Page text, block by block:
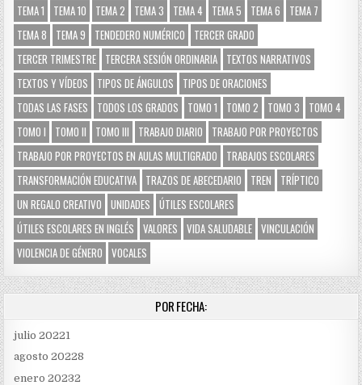
TEMA 1
TEMA 10 TEMA 2 TEMA 3 TEMA 4 TEMA 5 TEMA 6
TEMA 7
TEMA 8
TEMA 9 TENDEDERO NUMÉRICO
TERCER GRADO
TERCER TRIMESTRE TERCERA SESIÓN ORDINARIA TEXTOS NARRATIVOS
TEXTOS Y VÍDEOS
TIPOS DE ÁNGULOS
TIPOS DE ORACIONES
TODAS LAS FASES
TODOS LOS GRADOS TOMO 1 TOMO 2 TOMO 3
TOMO 4
TOMO I
TOMO II TOMO III TRABAJO DIARIO
TRABAJO POR PROYECTOS
TRABAJO POR PROYECTOS EN AULAS MULTIGRADO
TRABAJOS ESCOLARES
TRANSFORMACIÓN EDUCATIVA TRAZOS DE ABECEDARIO TREN
TRÍPTICO
UN REGALO CREATIVO
UNIDADES
ÚTILES ESCOLARES
ÚTILES ESCOLARES EN INGLÉS
VALORES VIDA SALUDABLE VINCULACIÓN
VIOLENCIA DE GÉNERO
VOCALES
POR FECHA:
julio 20221
agosto 20228
enero 20232